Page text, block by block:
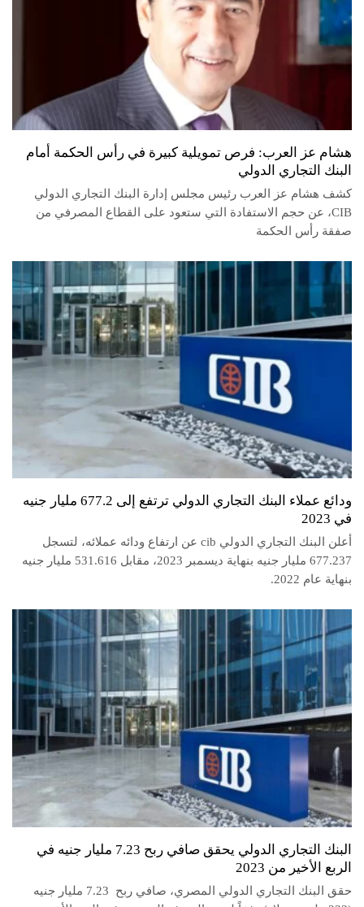
هشام عز العرب: فرص تمويلية كبيرة في رأس الحكمة أمام
البنك التجاري الدولي
كشف هشام عز العرب رئيس مجلس إدارة البنك التجاري الدولي
CIB، عن حجم الاستفادة التي ستعود على القطاع المصرفي من
صفقة رأس الحكمة
ودائع عملاء البنك التجاري الدولي ترتفع إلى 677.2 مليار جنيه
في 2023
أعلن البنك التجاري الدولي cib عن ارتفاع ودائه عملائه، لتسجل
677.237 مليار جنيه بنهاية ديسمبر 2023، مقابل 531.616 مليار جنيه
بنهاية عام 2022.
البنك التجاري الدولي يحقق صافي ربح 7.23 مليار جنيه في
الربع الأخير من 2023
حقق البنك التجاري الدولي المصري، صافي ربح 7.23 مليار جنيه